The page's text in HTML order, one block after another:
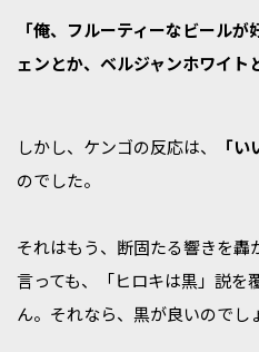
「俺、フルーティーなビール
ェンとか、ベルジャンホワイト
しかし、ケンゴの反応は、 「
のでした。
それはもう、断固たる響きを轟
言っても、「ヒロキは黒」説を
ん。それなら、黒が良いのでし